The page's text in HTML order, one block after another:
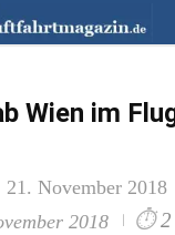
Wien im
21. November 2018
2018 ⏱